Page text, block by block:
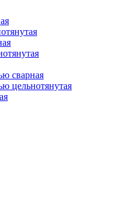
сварная
цельнотянутая